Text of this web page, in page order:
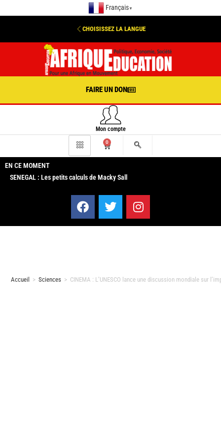
Français ▼
CHOISISSEZ LA LANGUE
FAIRE UN DON
Mon compte
0
EN CE MOMENT
SENEGAL : Les petits calculs de Macky Sall
Accueil > Sciences > CINEMA : L’UNESCO lance une discussion mondiale sur